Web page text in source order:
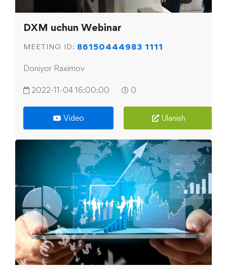
DXM uchun Webinar
MEETING ID: 86150444983 1111
Doniyor Raximov
2022-11-04 16:00:00 0
Video Ulanish